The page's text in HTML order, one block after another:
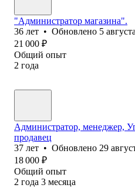
"Администратор магазина".
36 лет • Обновлено 5
21 000 ₽
Общий опыт
2 года
Администратор, менеджер,
продавец
37 лет • Обновлено 29
18 000 ₽
Общий опыт
2 года 3 месяца